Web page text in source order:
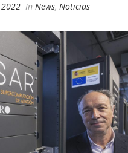
In News, Noticias